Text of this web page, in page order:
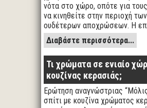
νότα στο χώρο, οπότε για
να κινηθείτε στην περιοχή
ουδέτερων αποχρώσεων. Η
Διαβάστε περισσότερα...
Τι χρώματα σε ενιαίο
κουζίνας κερασιάς;
Ερώτηση αναγνώστριας
σπίτι με κουζίνα χρώματος